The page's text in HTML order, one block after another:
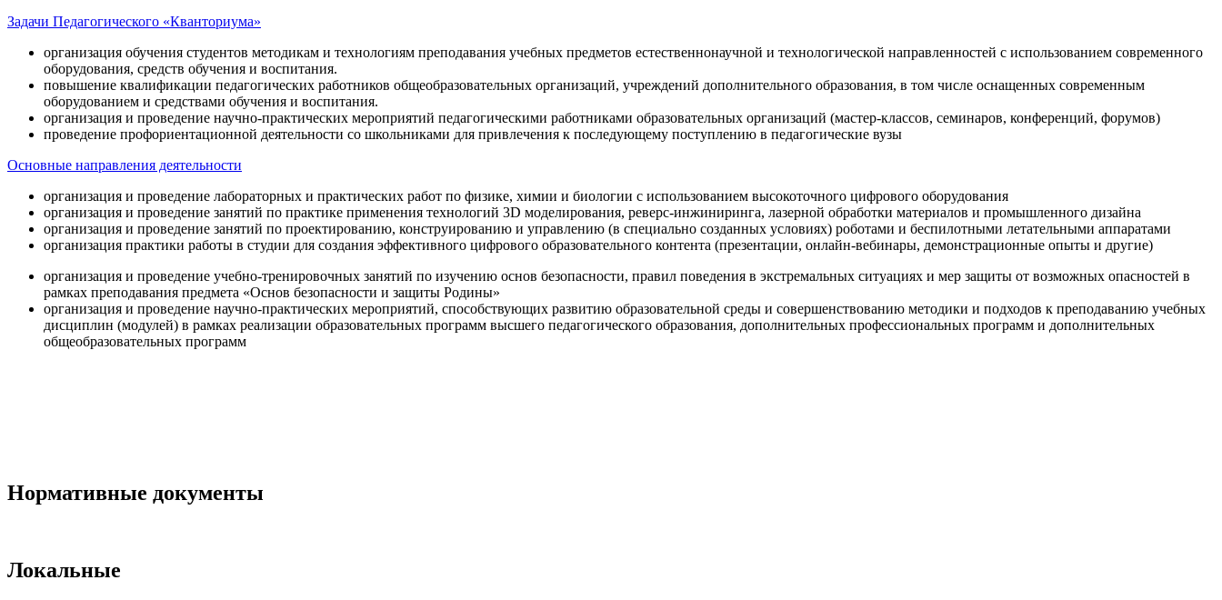
Задачи Педагогического «Кванториума»
организация обучения студентов методикам и технологиям преподавания учебных предметов естественнонаучной и технологической направленностей с использованием современного
оборудования, средств обучения и воспитания.
повышение квалификации педагогических работников общеобразовательных организаций, учреждений дополнительного образования, в том числе оснащенных современным
оборудованием и средствами обучения и воспитания.
организация и проведение научно-практических мероприятий педагогическими работниками образовательных организаций (мастер-классов, семинаров, конференций, форумов)
проведение профориентационной деятельности со школьниками для привлечения к последующему поступлению в педагогические вузы
Основные направления деятельности
организация и проведение лабораторных и практических работ по физике, химии и биологии с использованием высокоточного цифрового оборудования
организация и проведение занятий по практике применения технологий 3D моделирования, реверс-инжиниринга, лазерной обработки материалов и промышленного дизайна
организация и проведение занятий по проектированию, конструированию и управлению (в специально созданных условиях) роботами и беспилотными летательными аппаратами
организация практики работы в студии для создания эффективного цифрового образовательного контента (презентации, онлайн-вебинары, демонстрационные опыты и другие)
организация и проведение учебно-тренировочных занятий по изучению основ безопасности, правил поведения в экстремальных ситуациях и мер защиты от возможных опасностей в
рамках преподавания предмета «Основ безопасности и защиты Родины»
организация и проведение научно-практических мероприятий, способствующих развитию образовательной среды и совершенствованию методики и подходов к преподаванию учебных
дисциплин (модулей) в рамках реализации образовательных программ высшего педагогического образования, дополнительных профессиональных программ и дополнительных
общеобразовательных программ
Нормативные документы
Локальные